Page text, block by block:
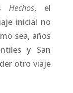
Hechos, el
inicial no
sea, años
y San
otro viaje